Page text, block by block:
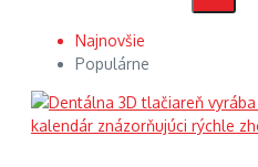
Najnovšie
Populárne